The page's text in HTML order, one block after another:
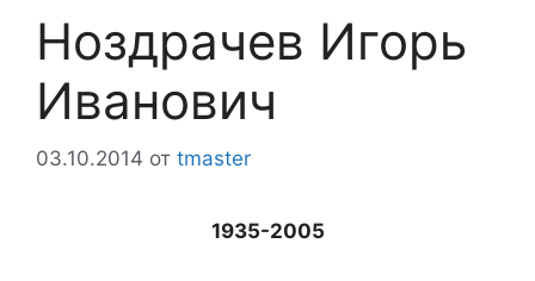
Ноздрачев Игорь
Иванович
03.10.2014 от tmaster
1935-2005